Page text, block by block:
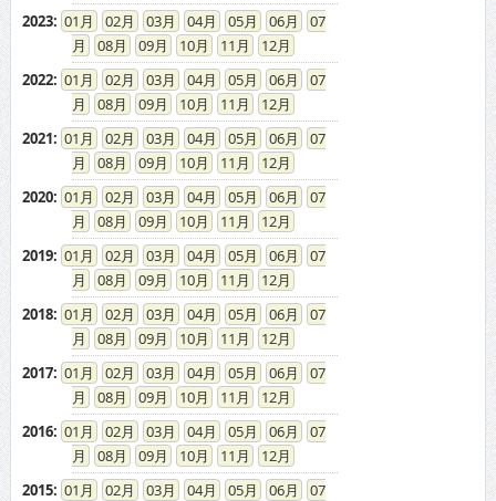
2023: 01 02 03 04 05 06
07
08
09 10 11
12
2022: 01 02 03 04 05 06
07
08
09 10 11
12
2021: 01 02 03 04 05 06
07
08
09 10 11
12
2020: 01 02 03 04 05 06
07
08
09 10 11
12
2019: 01 02 03 04 05 06
07
08
09 10 11
12
2018: 01 02 03 04 05 06
07
08
09 10 11
12
2017: 01 02 03 04 05 06
07
08
09 10 11
12
2016: 01 02 03 04 05 06
07
08
09 10 11
12
2015: 01 02 03 04 05 06
07